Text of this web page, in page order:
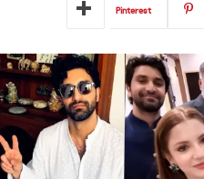
Pinterest